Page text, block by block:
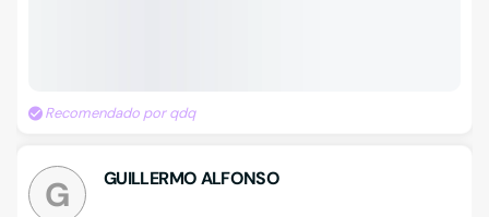
Recomendado por qdq
G GUILLERMO ALFONSO